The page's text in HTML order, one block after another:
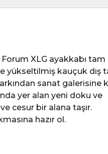
XLG ayakkabı tam
yükseltilmiş kauçuk dış
sanat galerisine
yer alan yeni doku ve
cesur bir alana taşır.
hazır ol.